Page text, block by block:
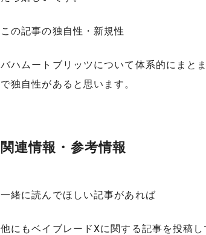
この記事の独自性・新規性
バハムートブリッツについて体系的にまと
で独自性があると思います。
関連情報・参考情報
一緒に読んでほしい記事があれば
他にもベイブレードXに関する記事を投稿し